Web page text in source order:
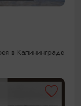
в Калининграде